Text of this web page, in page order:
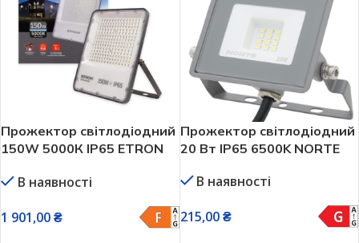
Прожектор світлодіодний
150W 5000К IP65 ETRON
В наявності
1 901,00₴
Прожектор світлодіодний
20 Вт IP65 6500K NORTE
В наявності
215,00₴